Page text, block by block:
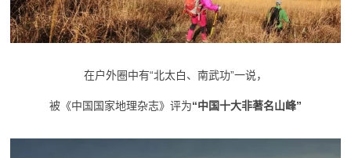
在户外圈中有“北太白、南武功”一说，
被《中国国家地理杂志》评为“中国十大非著名山峰”